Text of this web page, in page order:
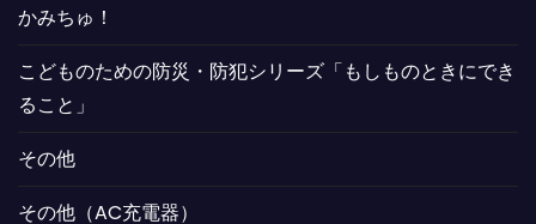
かみちゅ！
こどものための防災・防犯シリーズ「もしものときにでき
ること」
その他
その他（AC充電器）